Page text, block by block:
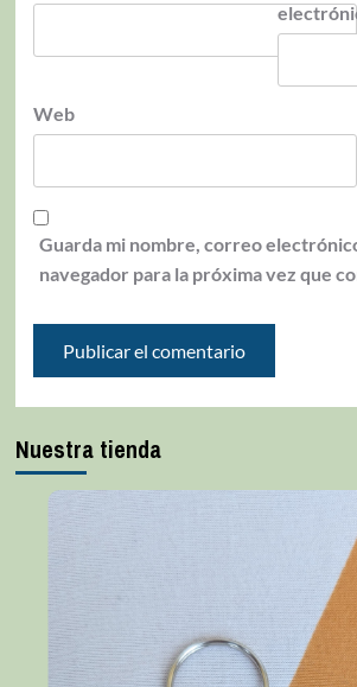
Web
Guarda mi nombre, correo
navegador para la próxima vez que
Nuestra tienda